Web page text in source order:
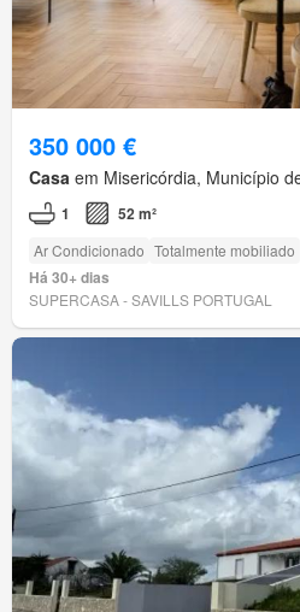
350 000 €
Casa em Misericórdia, Município
1 52 m²
Ar Condicionado Totalmente mobiliado
Há 30+ dias
SUPERCASA - SAVILLS PORTUGAL